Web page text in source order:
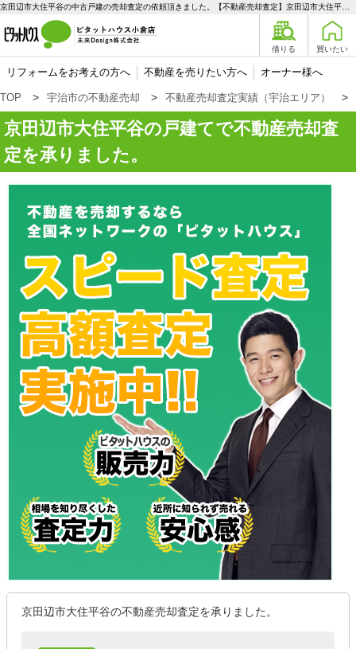
借りる 買いたい
リフォームをお考えの方へ 不動産を売りたい方へ オーナー様へ
TOP 宇治市の不動産売却 不動産売却査定実績（宇治エリア）
京田辺市大住平谷の戸建てで不動産売却査
定を承りました。
京田辺市大住平谷の不動産売却査定を承りました。